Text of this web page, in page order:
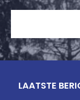
LAATSTE